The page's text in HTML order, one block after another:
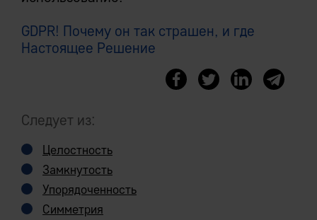
GDPR! Почему он так страшен, и где
Настоящее Решение
Следует из:
Целостность
Замкнутость
Упорядоченность
Симметрия